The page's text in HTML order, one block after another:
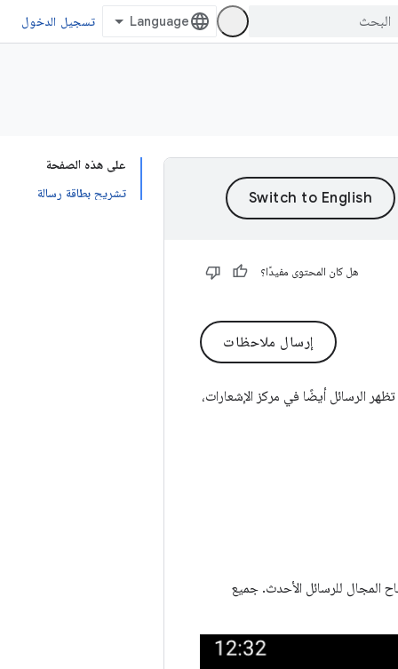
تسجيل الدخول
على هذه الصفحة
تشريح بطاقة رسالة
هل كان المحتوى مفيدًا؟
إرسال ملاحظات
الرسائل أيضًا في مركز الإشعارات،
المجال للرسائل الأحدث. جميع